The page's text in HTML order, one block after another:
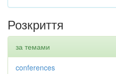
Розкриття
за темами
conferences